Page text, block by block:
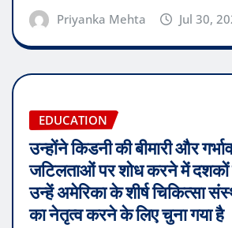
Priyanka Mehta Jul 30,
EDUCATION
उन्होंने किडनी की बीमारी और
जटिलताओं पर शोध करने में दशकों
उन्हें अमेरिका के शीर्ष चिकित्सा
का नेतृत्व करने के लिए चुना गया है